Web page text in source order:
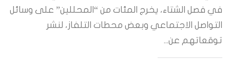
في فصل الشتاء، يخرج المئات من “المحللين” على وسائل
التواصل الاجتماعي وبعض محطات التلفاز، لنشر
توقعاتهم عن...